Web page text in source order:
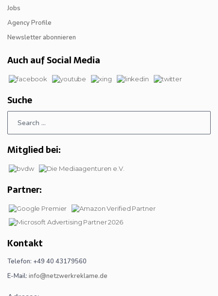
Jobs
Agency Profile
Newsletter abonnieren
Auch auf Social Media
Suche
Mitglied bei:
Partner:
Kontakt
Telefon: +49 40 43179560
E-Mail: info@netzwerkreklame.de